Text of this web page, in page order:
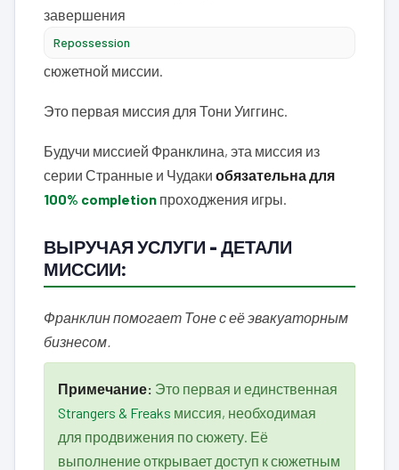
завершения
Repossession
сюжетной миссии.
Это первая миссия для Тони Уиггинс.
Будучи миссией Франклина, эта миссия из
серии Странные и Чудаки обязательна для
100% completion проходжения игры.
ВЫРУЧАЯ УСЛУГИ – ДЕТАЛИ
МИССИИ:
Франклин помогает Тоне с её эвакуаторным
бизнесом.
Примечание: Это первая и единственная
Strangers & Freaks миссия, необходимая
для продвижения по сюжету. Её
выполнение открывает доступ к сюжетным